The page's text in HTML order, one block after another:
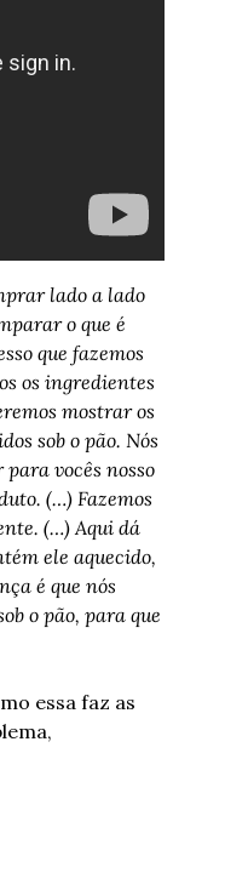
lado a lado
o que é
que fazemos
os ingredientes
mostrar os
sob o pão. Nós
vocês nosso
(…) Fazemos
(…) Aqui dá
ele aquecido,
é que nós
o pão, para que
essa faz as